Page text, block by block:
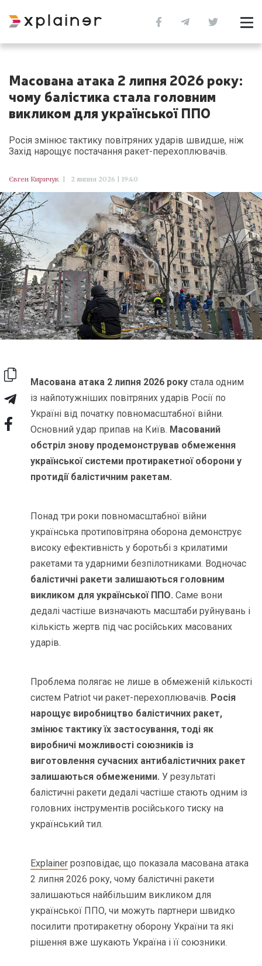
Масована атака 2 липня 2026 року:
чому балістика стала головним
викликом для української ППО
Росія змінює тактику повітряних ударів швидше, ніж
Захід нарощує постачання ракет-перехоплювачів.
Євген Киричук 2 липня 2026 | 19:40
Масована атака 2 липня 2026 року стала одним
із найпотужніших повітряних ударів Росії по
Україні від початку повномасштабної війни.
Основний удар припав на Київ. Масований
обстріл знову продемонстрував обмеження
української системи протиракетної оборони у
протидії балістичним ракетам.
Понад три роки повномасштабної війни
українська протиповітряна оборона демонструє
високу ефективність у боротьбі з крилатими
ракетами та ударними безпілотниками. Водночас
балістичні ракети залишаються головним
викликом для української ППО. Саме вони
дедалі частіше визначають масштаби руйнувань і
кількість жертв під час російських масованих
ударів.
Проблема полягає не лише в обмеженій кількості
систем Patriot чи ракет-перехоплювачів. Росія
нарощує виробництво балістичних ракет,
змінює тактику їх застосування, тоді як
виробничі можливості союзників із
виготовлення сучасних антибалістичних ракет
залишаються обмеженими. У результаті
балістичні ракети дедалі частіше стають одним із
головних інструментів російського тиску на
український тил.
Explainer розповідає, що показала масована атака
2 липня 2026 року, чому балістичні ракети
залишаються найбільшим викликом для
української ППО, чи можуть партнери швидко
посилити протиракетну оборону України та які
рішення вже шукають Україна і її союзники.